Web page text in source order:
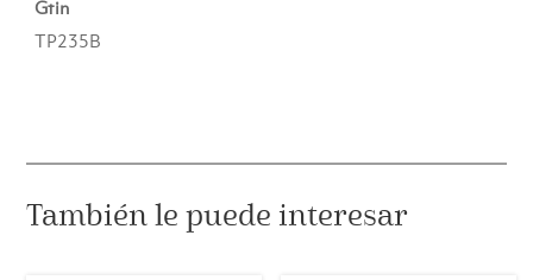
Gtin
TP235B
También le puede interesar